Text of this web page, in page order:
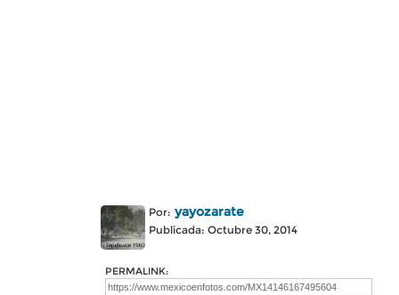
Por: yayozarate
Publicada: Octubre 30, 2014
PERMALINK: